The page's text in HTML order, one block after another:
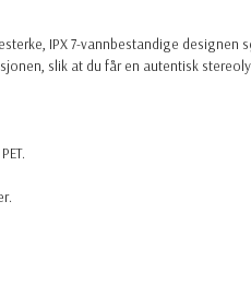
IPX 7-vannbestandige
slik at du får en autentisk